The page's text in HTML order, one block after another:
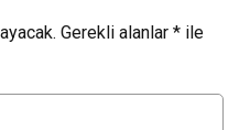
Gerekli alanlar * ile